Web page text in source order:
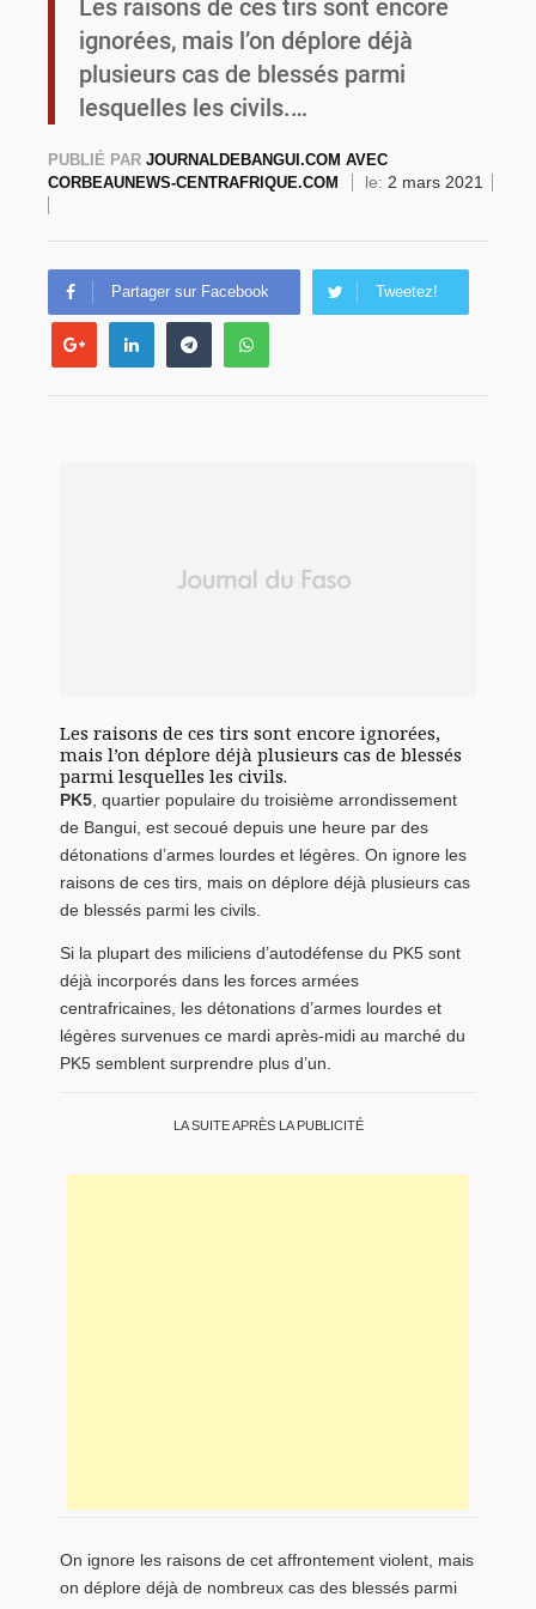
Les raisons de ces tirs sont encore
ignorées, mais l’on déplore déjà
plusieurs cas de blessés parmi
lesquelles les civils.…
PUBLIÉ PAR JOURNALDEBANGUI.COM AVEC
CORBEAUNEWS-CENTRAFRIQUE.COM
le: 2 mars 2021
Partager sur Facebook Tweetez!
Les raisons de ces tirs sont encore ignorées,
mais l’on déplore déjà plusieurs cas de blessés
parmi lesquelles les civils.
PK5 , quartier populaire du troisième arrondissement
de Bangui, est secoué depuis une heure par des
détonations d’armes lourdes et légères. On ignore les
raisons de ces tirs, mais on déplore déjà plusieurs cas
de blessés parmi les civils.
Si la plupart des miliciens d’autodéfense du PK5 sont
déjà incorporés dans les forces armées
centrafricaines, les détonations d’armes lourdes et
légères survenues ce mardi après-midi au marché du
PK5 semblent surprendre plus d’un.
LA SUITE APRÈS LA PUBLICITÉ
On ignore les raisons de cet affrontement violent, mais
on déplore déjà de nombreux cas des blessés parmi